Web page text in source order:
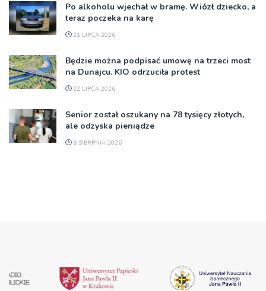
Po alkoholu wjechał w bramę. Wiózł dziecko, a
teraz poczeka na karę
21 LIPCA 2026
Będzie można podpisać umowę na trzeci most
na Dunajcu. KIO odrzuciła protest
22 LIPCA 2026
Senior został oszukany na 78 tysięcy złotych,
ale odzyska pieniądze
6 SIERPNIA 2026